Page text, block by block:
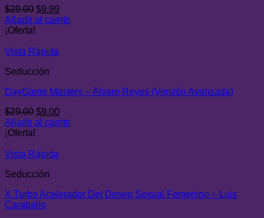
$29.00 El
precio
$29.00.
$9.99
precio
Añadir al carrito
¡Oferta!
Vista Rápida
Seducción
DayGame Mastery – Álvaro Reyes (Versión Avanzada)
$29.00 El
precio
$29.00.
$9.00El
precio
Añadir al carrito
¡Oferta!
Vista Rápida
Seducción
X Turbo Acelerador Del Deseo Sexual Femenino – Luis
Caraballo